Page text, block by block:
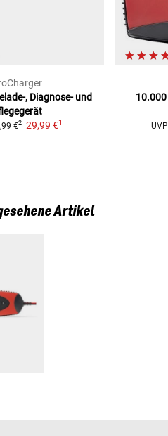
, Diagnose- und
€2 29,99 €1
10.000
UVP
Artikel